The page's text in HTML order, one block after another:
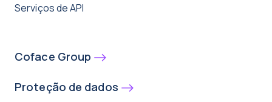
Serviços de API
Coface Group
Proteção de dados